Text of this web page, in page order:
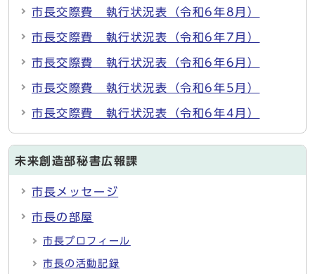
市長交際費 執行状況表（令和6年8月）
市長交際費 執行状況表（令和6年7月）
市長交際費 執行状況表（令和6年6月）
市長交際費 執行状況表（令和6年5月）
市長交際費 執行状況表（令和6年4月）
未来創造部秘書広報課
市長メッセージ
市長の部屋
市長プロフィール
市長の活動記録